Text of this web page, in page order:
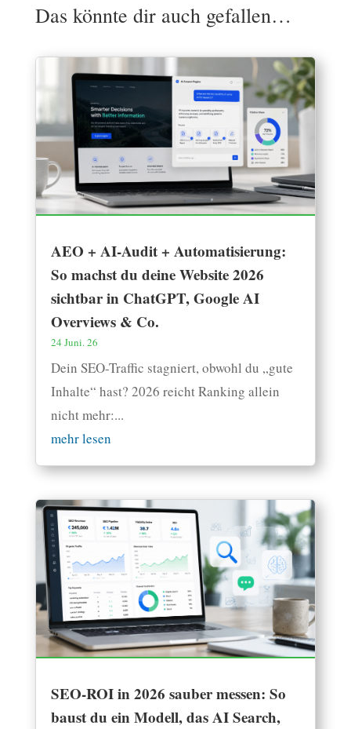
Das könnte dir auch gefallen…
AEO + AI-Audit + Automatisierung:
So machst du deine Website 2026
sichtbar in ChatGPT, Google AI
Overviews & Co.
24 Juni. 26
Dein SEO-Traffic stagniert, obwohl du „gute
Inhalte“ hast? 2026 reicht Ranking allein
nicht mehr:...
mehr lesen
SEO-ROI in 2026 sauber messen: So
baust du ein Modell, das AI Search,